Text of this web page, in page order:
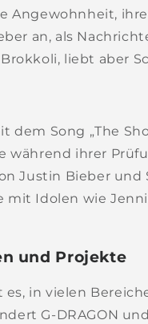
Angewohnheit,
an, als
liebt aber
dem Song „The
während ihrer
Justin Bieber und
mit Idolen wie
und Projekte
es, in vielen
G-DRAGON